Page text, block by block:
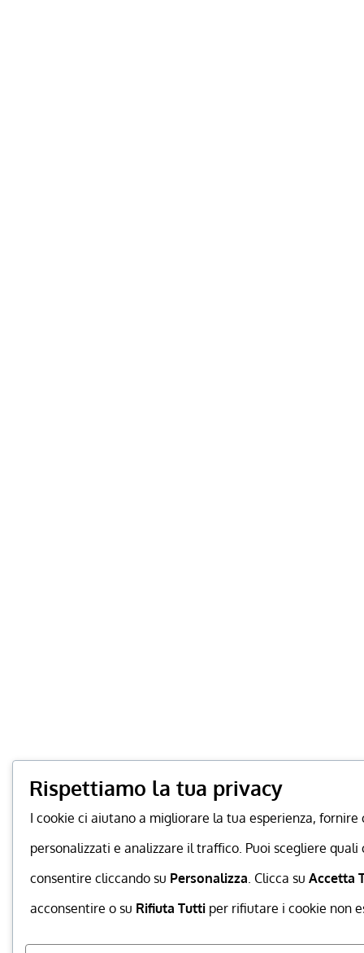
Rispettiamo la tua privacy
I cookie ci aiutano a migliorare la tua esperienza, fornire
personalizzati e analizzare il traffico. Puoi scegliere quali
consentire cliccando su Personalizza. Clicca su Accetta
acconsentire o su Rifiuta Tutti per rifiutare i cookie non